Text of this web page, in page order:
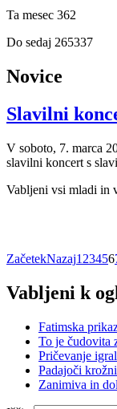
Ta mesec 362
Do sedaj 265337
Novice
Slavilni
V soboto, 7. marca
slavilni koncert s
Vabljeni vsi mladi in
ZačetekNazaj1 23456
Vabljeni k
Fatimska
To je čudovita
Pričevanje
Padajoči
Zanimiva in